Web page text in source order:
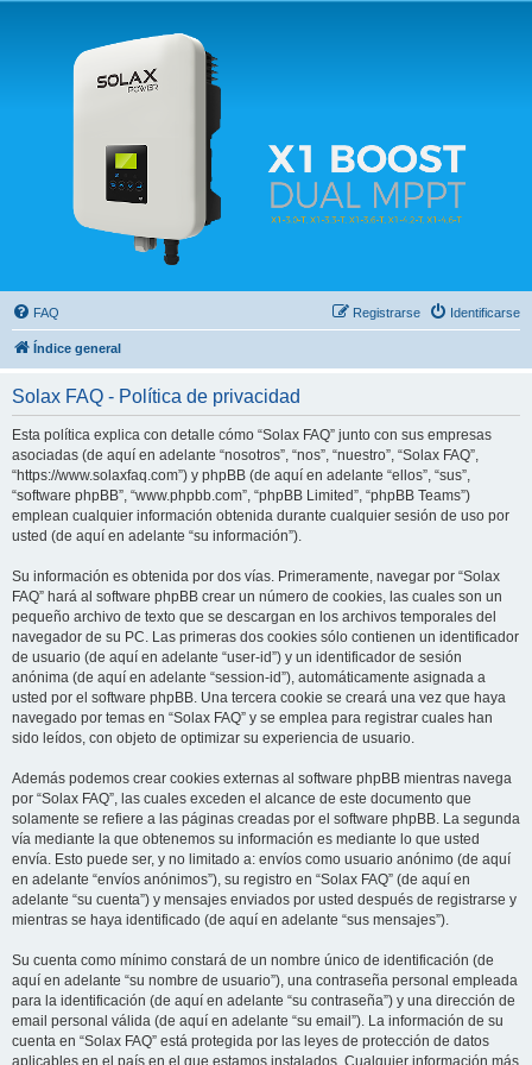
Solax FAQ
Lugar para intercambiar dudas sobre inversores solares Solax y temas relacionados.
FAQ Identificarse
Registrarse
Índice general
Solax FAQ - Política de privacidad
Esta política explica con detalle cómo “Solax FAQ” junto con sus empresas
asociadas (de aquí en adelante “nosotros”, “nos”, “nuestro”, “Solax FAQ”,
“https://www.solaxfaq.com”) y phpBB (de aquí en adelante “ellos”, “sus”,
“software phpBB”, “www.phpbb.com”, “phpBB Limited”, “phpBB Teams”)
emplean cualquier información obtenida durante cualquier sesión de uso por
usted (de aquí en adelante “su información”).
Su información es obtenida por dos vías. Primeramente, navegar por “Solax
FAQ” hará al software phpBB crear un número de cookies, las cuales son un
pequeño archivo de texto que se descargan en los archivos temporales del
navegador de su PC. Las primeras dos cookies sólo contienen un identificador
de usuario (de aquí en adelante “user-id”) y un identificador de sesión
anónima (de aquí en adelante “session-id”), automáticamente asignada a
usted por el software phpBB. Una tercera cookie se creará una vez que haya
navegado por temas en “Solax FAQ” y se emplea para registrar cuales han
sido leídos, con objeto de optimizar su experiencia de usuario.
Además podemos crear cookies externas al software phpBB mientras navega
por “Solax FAQ”, las cuales exceden el alcance de este documento que
solamente se refiere a las páginas creadas por el software phpBB. La segunda
vía mediante la que obtenemos su información es mediante lo que usted
envía. Esto puede ser, y no limitado a: envíos como usuario anónimo (de aquí
en adelante “envíos anónimos”), su registro en “Solax FAQ” (de aquí en
adelante “su cuenta”) y mensajes enviados por usted después de registrarse y
mientras se haya identificado (de aquí en adelante “sus mensajes”).
Su cuenta como mínimo constará de un nombre único de identificación (de
aquí en adelante “su nombre de usuario”), una contraseña personal empleada
para la identificación (de aquí en adelante “su contraseña”) y una dirección de
email personal válida (de aquí en adelante “su email”). La información de su
cuenta en “Solax FAQ” está protegida por las leyes de protección de datos
aplicables en el país en el que estamos instalados. Cualquier información más